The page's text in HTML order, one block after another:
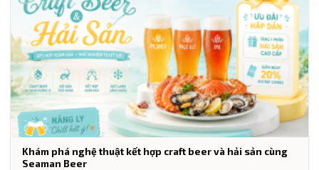
Khám phá nghệ thuật kết hợp craft beer và hải sản cùng
Seaman Beer